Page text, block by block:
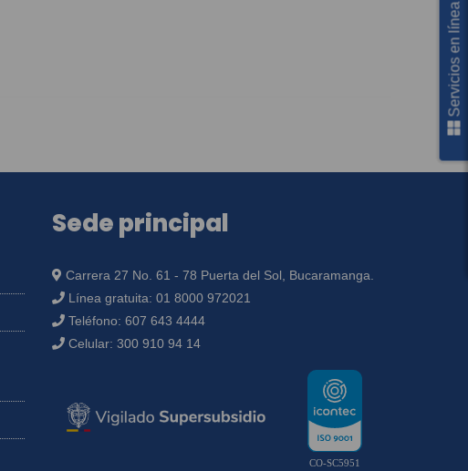
Sede principal
Carrera 27 No. 61 - 78 Puerta del Sol, Bucaramanga.
Línea gratuita: 01 8000 972021
Teléfono: 607 643 4444
Celular: 300 910 94 14
CO-SC5951
Servicios en línea